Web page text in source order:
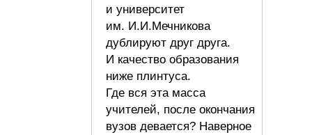
и университет
им. И.И.Мечникова
дублируют друг друга.
И качество образования
ниже плинтуса.
Где вся эта масса
учителей, после окончания
вузов девается? Наверное